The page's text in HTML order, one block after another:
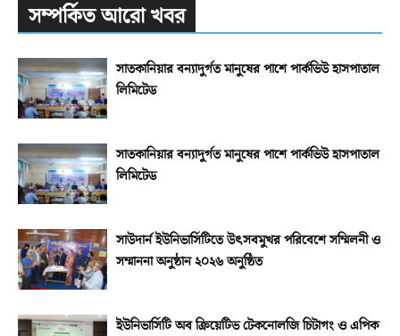
সম্পর্কিত আরো খবর
সাতকানিয়ার বন্যাদুর্গত মানুষের পাশে পার্কভিউ হাসপাতাল
লিমিটেড
সাতকানিয়ার বন্যাদুর্গত মানুষের পাশে পার্কভিউ হাসপাতাল
লিমিটেড
সাউদার্ন ইউনিভার্সিটিতে উৎসবমুখর পরিবেশে সম্মিলনী ও
সম্মাননা অনুষ্ঠান ২০২৬ অনুষ্ঠিত
ইউনিভার্সিটি অব ক্রিয়েটিভ টেকনোলজি চিটাগং ও এপিক